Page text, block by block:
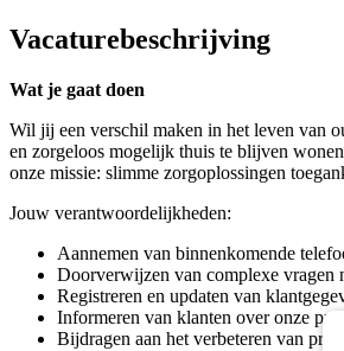
Vacaturebeschrijving
Wat je gaat doen
Wil jij een verschil maken in het leven van
en zorgeloos mogelijk thuis te blijven
onze missie: slimme zorgoplossingen
Jouw verantwoordelijkheden:
Aannemen van binnenkomende
Doorverwijzen van complexe vragen
Registreren en updaten van
Informeren van klanten over onze
Bijdragen aan het verbeteren van